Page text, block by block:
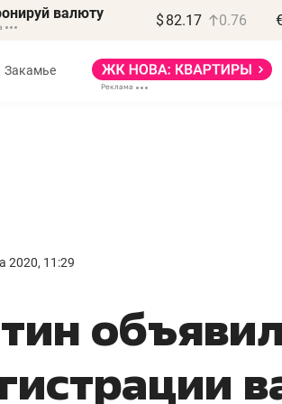
валюту $ 82.17 0.76
Закамье
2020, 11:29
правил, бизнес может
потерять минимум